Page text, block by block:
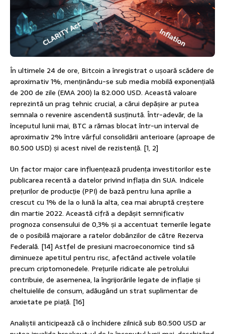
În ultimele 24 de ore, Bitcoin a înregistrat o ușoară scădere de
aproximativ 1%, menținându-se sub media mobilă exponențială
de 200 de zile (EMA 200) la 82.000 USD. Această valoare
reprezintă un prag tehnic crucial, a cărui depășire ar putea
semnala o revenire ascendentă susținută. Într-adevăr, de la
începutul lunii mai, BTC a rămas blocat într-un interval de
aproximativ 2% între vârful consolidării anterioare (aproape de
80.500 USD) și acest nivel de rezistență. [1, 2]
Un factor major care influențează prudența investitorilor este
publicarea recentă a datelor privind inflația din SUA. Indicele
prețurilor de producție (PPI) de bază pentru luna aprilie a
crescut cu 1% de la o lună la alta, cea mai abruptă creștere
din martie 2022. Această cifră a depășit semnificativ
prognoza consensului de 0,3% și a accentuat temerile legate
de o posibilă majorare a ratelor dobânzilor de către Rezerva
Federală. [14] Astfel de presiuni macroeconomice tind să
diminueze apetitul pentru risc, afectând activele volatile
precum criptomonedele. Prețurile ridicate ale petrolului
contribuie, de asemenea, la îngrijorările legate de inflație și
cheltuielile de consum, adăugând un strat suplimentar de
anxietate pe piață. [16]
Analiștii anticipează că o închidere zilnică sub 80.500 USD ar